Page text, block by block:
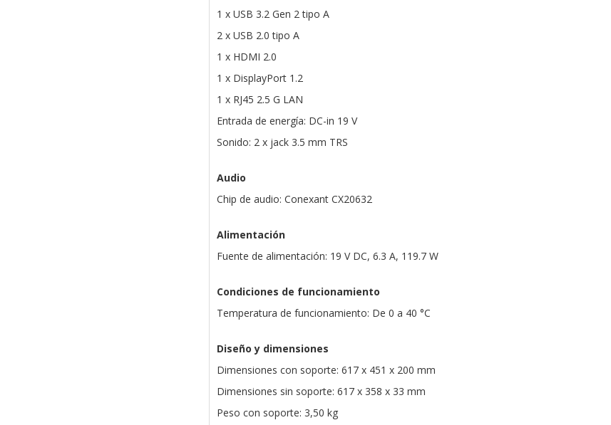
1 x USB 3.2 Gen 2 tipo A
2 x USB 2.0 tipo A
1 x HDMI 2.0
1 x DisplayPort 1.2
1 x RJ45 2.5 G LAN
Entrada de energía: DC-in 19 V
Sonido: 2 x jack 3.5 mm TRS
Audio
Chip de audio: Conexant CX20632
Alimentación
Fuente de alimentación: 19 V DC, 6.3 A, 119.7 W
Condiciones de funcionamiento
Temperatura de funcionamiento: De 0 a 40 °C
Diseño y dimensiones
Dimensiones con soporte: 617 x 451 x 200 mm
Dimensiones sin soporte: 617 x 358 x 33 mm
Peso con soporte: 3,50 kg